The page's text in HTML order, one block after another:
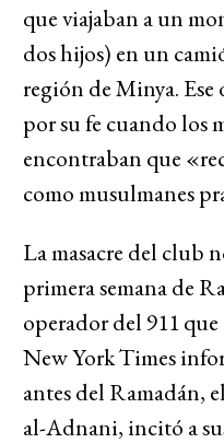
que viajaban a un
dos hijos) en un
región de Minya. Ese
por su fe cuando los
encontraban que
como musulmanes
La masacre del club
primera semana de
operador del 911
New York Times
antes del Ramadán,
al-Adnani, incitó a